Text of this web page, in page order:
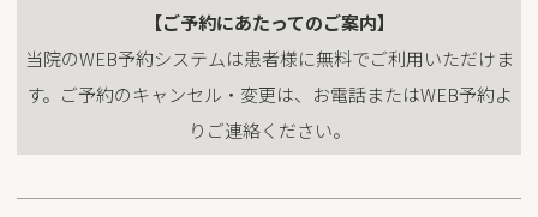
【ご予約にあたってのご案内】
当院のWEB予約システムは患者様に無料でご利用いただけま
す。ご予約のキャンセル・変更は、お電話またはWEB予約よ
りご連絡ください。